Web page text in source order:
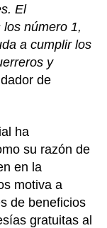
El
número 1,
a cumplir los
y
de
ha
su razón de
en la
motiva a
de beneficios
gratuitas al